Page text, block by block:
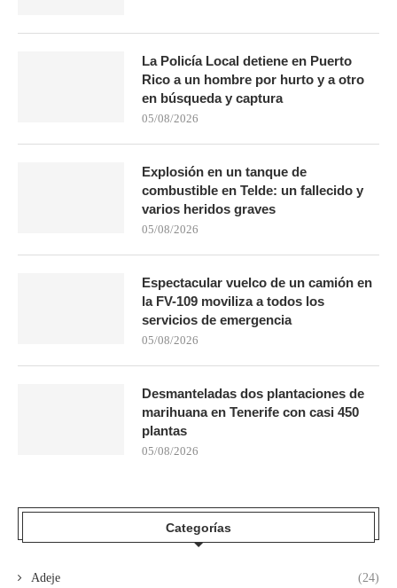
La Policía Local detiene en Puerto
Rico a un hombre por hurto y a otro
en búsqueda y captura
05/08/2026
Explosión en un tanque de
combustible en Telde: un fallecido y
varios heridos graves
05/08/2026
Espectacular vuelco de un camión en
la FV-109 moviliza a todos los
servicios de emergencia
05/08/2026
Desmanteladas dos plantaciones de
marihuana en Tenerife con casi 450
plantas
05/08/2026
Categorías
Adeje (24)